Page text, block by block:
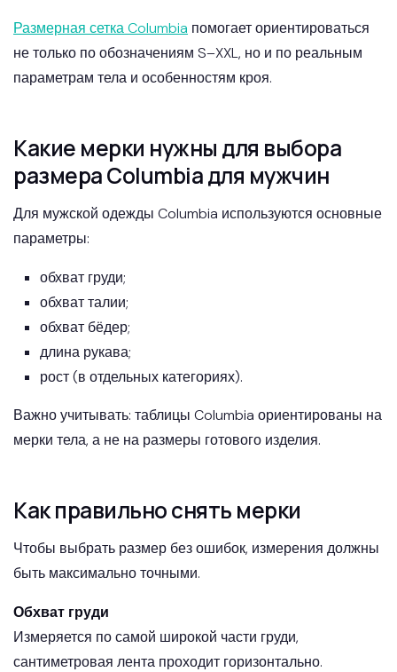
Размерная сетка Columbia помогает ориентироваться
не только по обозначениям S–XXL, но и по реальным
параметрам тела и особенностям кроя.
Какие мерки нужны для выбора
размера Columbia для мужчин
Для мужской одежды Columbia используются основные
параметры:
обхват груди;
обхват талии;
обхват бёдер;
длина рукава;
рост (в отдельных категориях).
Важно учитывать: таблицы Columbia ориентированы на
мерки тела, а не на размеры готового изделия.
Как правильно снять мерки
Чтобы выбрать размер без ошибок, измерения должны
быть максимально точными.
Обхват груди
Измеряется по самой широкой части груди,
сантиметровая лента проходит горизонтально.